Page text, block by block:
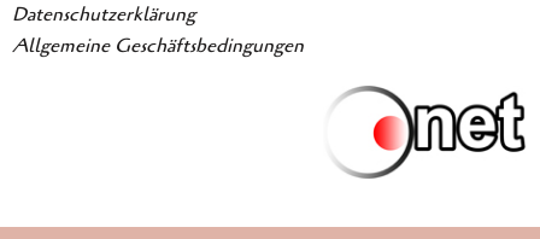
Datenschutzerklärung
Allgemeine Geschäftsbedingungen